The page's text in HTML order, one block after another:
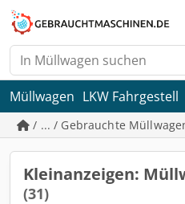
Müllwagen LKW Fahrgestell
/ ... / Gebrauchte
Kleinanzeigen:
(31)